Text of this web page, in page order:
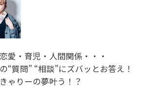
愛・育児・人間関係・・・
“質問” “相談”にズバッとお答え！
ゃりーの夢叶う！？